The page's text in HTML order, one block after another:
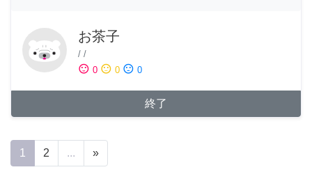
お茶子
/ /
sentiment_satisfied 0 sentiment_neutral 0 sentiment_dissatisfied 0
終了
1 2 ... »